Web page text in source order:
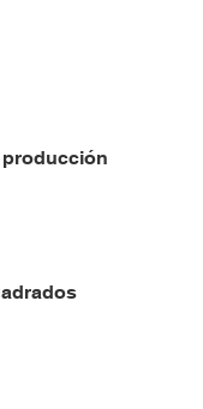
producción